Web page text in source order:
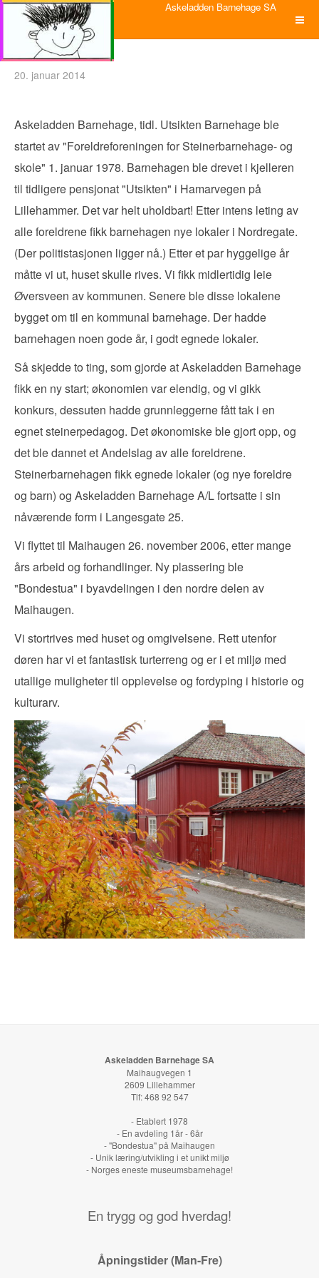
Askeladden Barnehage SA
20. januar 2014
Askeladden Barnehage, tidl. Utsikten Barnehage ble
startet av "Foreldreforeningen for Steinerbarnehage- og
skole" 1. januar 1978. Barnehagen ble drevet i kjelleren
til tidligere pensjonat "Utsikten" i Hamarvegen på
Lillehammer. Det var helt uholdbart! Etter intens leting av
alle foreldrene fikk barnehagen nye lokaler i Nordregate.
(Der politistasjonen ligger nå.) Etter et par hyggelige år
måtte vi ut, huset skulle rives. Vi fikk midlertidig leie
Øversveen av kommunen. Senere ble disse lokalene
bygget om til en kommunal barnehage. Der hadde
barnehagen noen gode år, i godt egnede lokaler.
Så skjedde to ting, som gjorde at Askeladden Barnehage
fikk en ny start; økonomien var elendig, og vi gikk
konkurs, dessuten hadde grunnleggerne fått tak i en
egnet steinerpedagog. Det økonomiske ble gjort opp, og
det ble dannet et Andelslag av alle foreldrene.
Steinerbarnehagen fikk egnede lokaler (og nye foreldre
og barn) og Askeladden Barnehage A/L fortsatte i sin
nåværende form i Langesgate 25.
Vi flyttet til Maihaugen 26. november 2006, etter mange
års arbeid og forhandlinger. Ny plassering ble
"Bondestua" i byavdelingen i den nordre delen av
Maihaugen.
Vi stortrives med huset og omgivelsene. Rett utenfor
døren har vi et fantastisk turterreng og er i et miljø med
utallige muligheter til opplevelse og fordyping i historie og
kulturarv.
Askeladden Barnehage SA
Maihaugvegen 1
2609 Lillehammer
Tlf: 468 92 547
- Etablert 1978
- En avdeling 1år - 6år
- "Bondestua" på Maihaugen
- Unik læring/utvikling i et unikt miljø
- Norges eneste museumsbarnehage!
En trygg og god hverdag!
Åpningstider (Man-Fre)